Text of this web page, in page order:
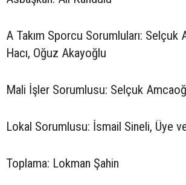
A Takım Sporcu Sorumluları: Selçuk
Hacı, Oğuz Akayoğlu
Mali İşler Sorumlusu: Selçuk
Lokal Sorumlusu: İsmail Sineli, Üye
Toplama: Lokman Şahin